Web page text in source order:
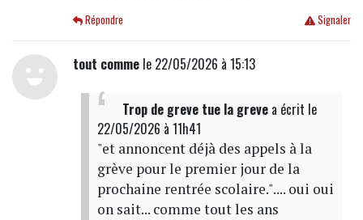
Signaler
Répondre
tout commele 22/05/2026 à 15:13
Trop de greve tue la grevea écrit le
22/05/2026 à 11h41
"et annoncent déjà des appels à la
grève pour le premier jour de la
prochaine rentrée scolaire.".... oui oui
on sait... comme tout les ans